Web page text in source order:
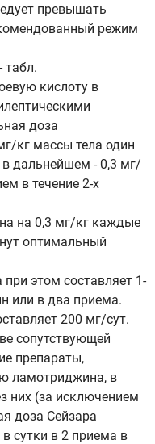
превышать
режим
табл.
кислоту в
доза
кг массы тела один
в дальнейшем - 0,3 мг/
в течение 2-х
на 0,3 мг/кг каждые
оптимальный
этом составляет 1-
или в два приема.
200 мг/сут.
сопутствующей
препараты,
ламотриджина, в
них (за исключением
доза Сейзара
сутки в 2 приема в